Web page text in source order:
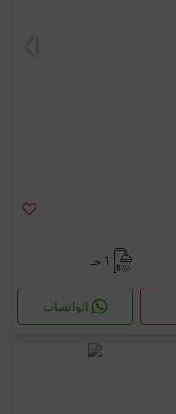
1 حـ
الواتساب